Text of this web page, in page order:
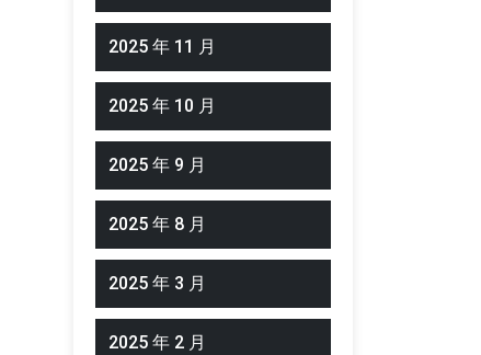
2025 年 11 月
2025 年 10 月
2025 年 9 月
2025 年 8 月
2025 年 3 月
2025 年 2 月